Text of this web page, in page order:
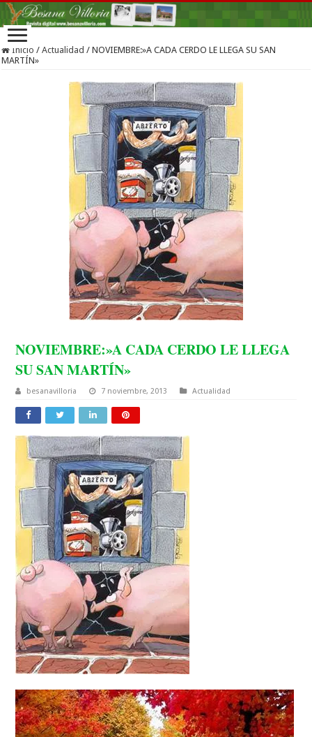
Inicio / Actualidad / NOVIEMBRE:»A CADA CERDO LE LLEGA SU SAN
MARTÍN»
NOVIEMBRE:»A CADA CERDO LE LLEGA
SU SAN MARTÍN»
besanavilloria 7 noviembre, 2013 Actualidad